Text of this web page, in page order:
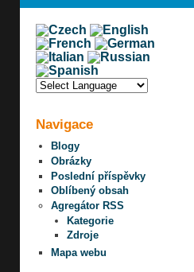
Navigace
Blogy
Obrázky
Poslední příspěvky
Oblíbený obsah
Agregátor RSS
Kategorie
Zdroje
Mapa webu